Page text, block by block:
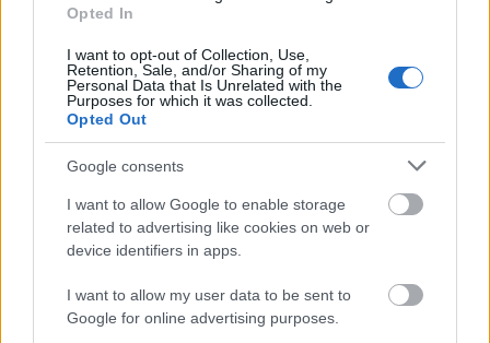
Opted In
I want to opt-out of Collection, Use,
Retention, Sale, and/or Sharing of my
Personal Data that Is Unrelated with the
Purposes for which it was collected.
Opted Out
Google consents
I want to allow Google to enable storage
related to advertising like cookies on web or
device identifiers in apps.
I want to allow my user data to be sent to
Google for online advertising purposes.
folytonosság, a cseheknek meg talán imponál
pesti nyár mediterrán utcaképe. A fejlődés
dinamikájában, s talán a fejlődés
kiegyensúlyozottságában is, az első hely
mindenképpen Prágáé. Hiába van Budapesten
korszakos mértékű ideig hivatalban a város első
embere, s ennyi idő alatt fel lehet építeni egy
világvárost, mi leginkább a közszolgáltatások
romlását, a városi kormányzat és városfejlesztési
elképzelések teljes hiányát, a vagyonfelélést és a
sem tökéletes, de talán több koncepció és kevesebb
korrupció van ott, mint Pesten. Ott nincs kultúrharc